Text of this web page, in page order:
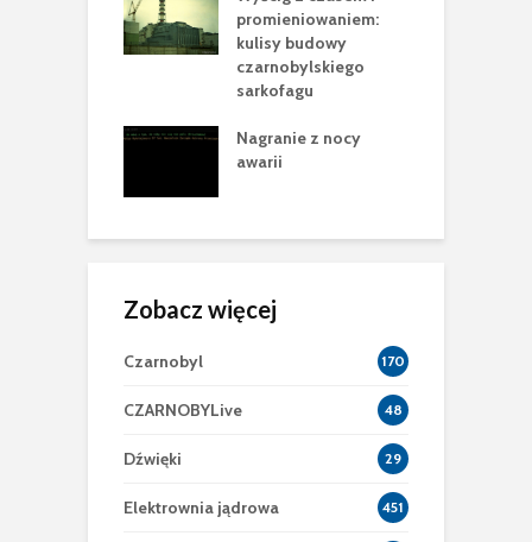
promieniowaniem:
kulisy budowy
czarnobylskiego
sarkofagu
Nagranie z nocy
awarii
Zobacz więcej
Czarnobyl 170
CZARNOBYLive 48
Dźwięki 29
Elektrownia jądrowa 451